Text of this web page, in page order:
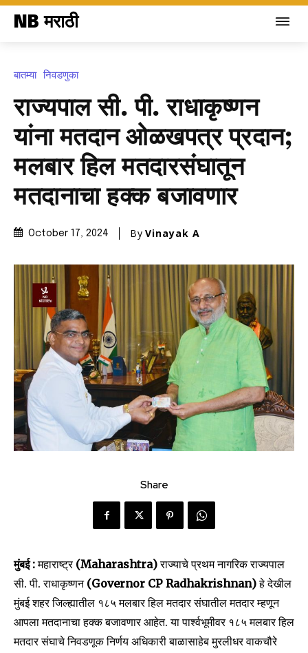
NB मराठी
बातम्या निवडणुका
राज्यपाल सी. पी. राधाकृष्णन
यांना मतदान ओळखपत्र प्रदान;
मलबार हिल मतदारसंघातून
मतदानाचा हक्क बजावणार
October 17, 2024 By Vinayak A
Share
मुंबई :महाराष्ट्र (Maharashtra)राज्याचे प्रथम नागरिक राज्यपाल
सी. पी. राधाकृष्णन (Governor CP Radhakrishnan)हे देखील
मुंबई शहर जिल्ह्यातील १८५ मलबार हिल मतदार संघातील मतदार म्हणून
आपला मतदानाचा हक्क बजावणार आहेत. या पार्श्वभूमीवर १८५ मलबार हिल
मतदार संघाचे निवडणूक निर्णय अधिकारी बाळासाहेब मुरलीधर वाकचौरे